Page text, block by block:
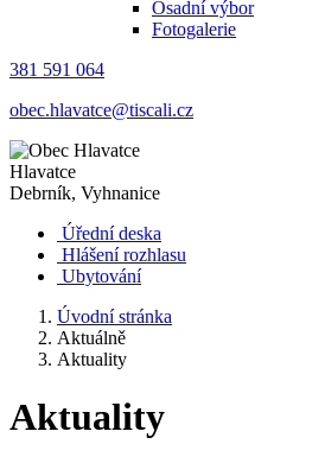
Osadní výbor
Fotogalerie
381 591 064
obec.hlavatce@tiscali.cz
Hlavatce
Debrník, Vyhnanice
Úřední deska
Hlášení rozhlasu
Ubytování
Úvodní stránka
Aktuálně
Aktuality
Aktuality